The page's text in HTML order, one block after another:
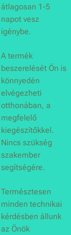
átlagosan 1-5
napot vesz
igénybe.
A termék
beszerelését Ön is
könnyedén
elvégezheti
otthonában, a
megfelelő
kiegészítőkkel.
Nincs szükség
szakember
segítségére.
Természtesen
minden technikai
kérdésben állunk
az Önök